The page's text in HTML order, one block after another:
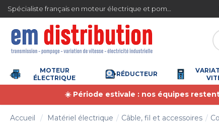
en France métropolitaine à partir de 360 € TTC
MOTEUR
ÉLECTRIQUE
RÉDUCTEUR
☀️ Période estivale : nos équipes
Accueil Matériel électrique Câble, fil et accessoires
Gestion des cookies